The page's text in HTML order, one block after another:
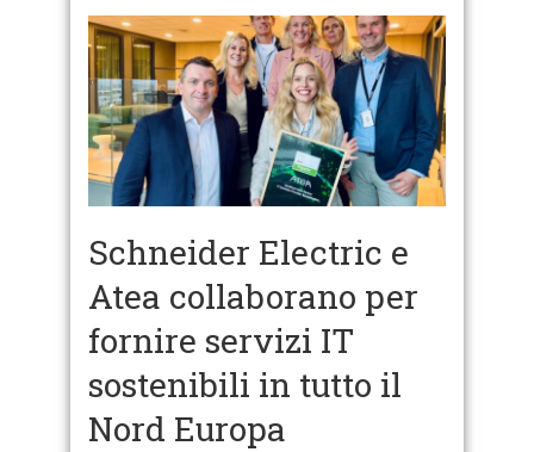
Schneider Electric e
Atea collaborano per
fornire servizi IT
sostenibili in tutto il
Nord Europa